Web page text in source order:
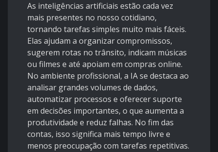
As inteligências artificiais estão cada vez
mais presentes no nosso cotidiano,
tornando tarefas simples muito mais fáceis.
Elas ajudam a organizar compromissos,
sugerem rotas no trânsito, indicam músicas
ou filmes e até apoiam em compras online.
No ambiente profissional, a IA se destaca ao
analisar grandes volumes de dados,
automatizar processos e oferecer suporte
em decisões importantes, o que aumenta a
produtividade e reduz falhas. No fim das
contas, isso significa mais tempo livre e
menos preocupação com tarefas repetitivas.